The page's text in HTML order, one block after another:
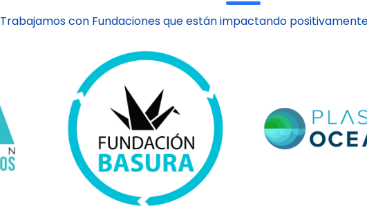
Trabajamos con Fundaciones que están impactando